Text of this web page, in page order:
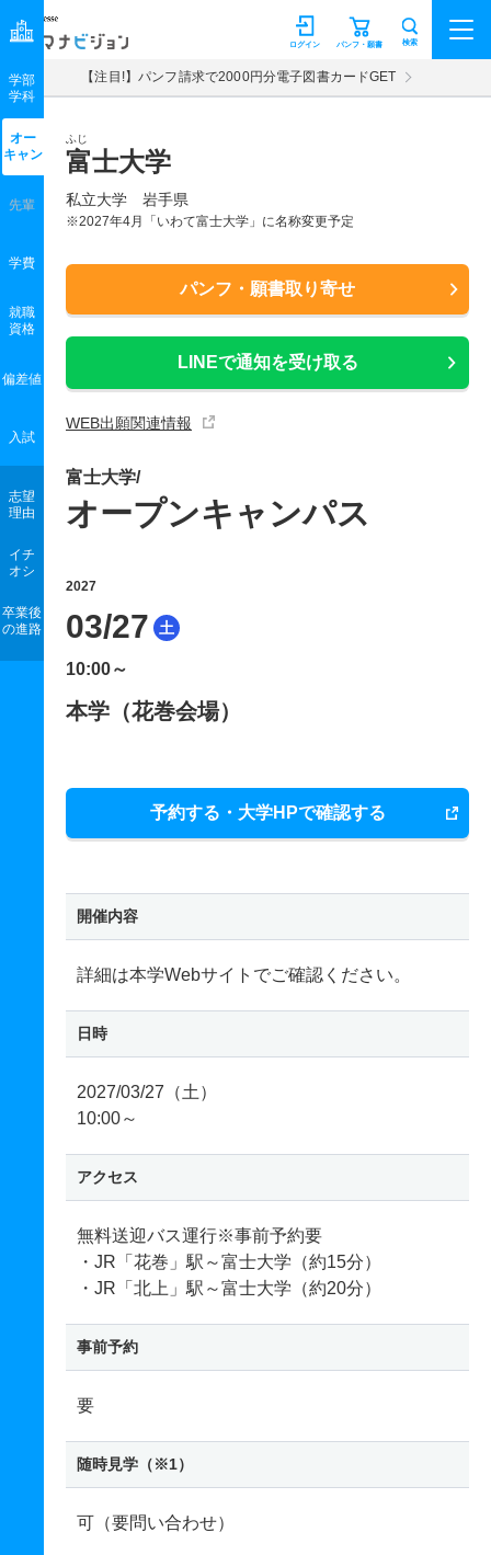
マナビジョン パンフ・願書
ログイン 検索
【注目!】パンフ請求で2000円分電子図書カードGET
ふじ
富士大学
私立大学 岩手県
※2027年4月「いわて富士大学」に名称変更予定
パンフ・願書取り寄せ
LINEで通知を受け取る
WEB出願関連情報
学部
学科
オー
キャン
先輩
学費
就職
資格
偏差値
入試
志望
理由
イチ
オシ
卒業後
の進路
富士大学/
オープンキャンパス
2027
03/27 土
10:00～
本学（花巻会場）
予約する・大学HPで確認する
開催内容
詳細は本学Webサイトでご確認ください。
日時
2027/03/27（土）
10:00～
アクセス
無料送迎バス運行※事前予約要
・JR「花巻」駅～富士大学（約15分）
・JR「北上」駅～富士大学（約20分）
事前予約
要
随時見学（※1）
可（要問い合わせ）